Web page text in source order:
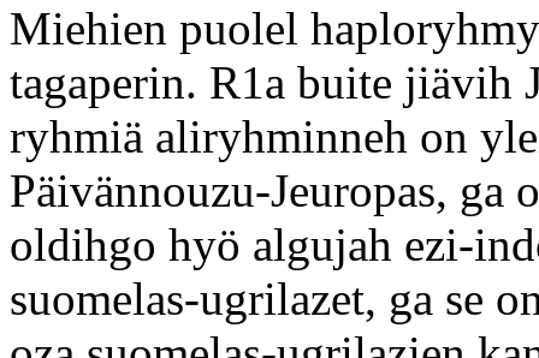
Miehien puolel
tagaperin. R1a buite jiävih
ryhmiä aliryhminneh on
Päivännouzu-Jeuropas, ga
oldihgo hyö algujah ezi-
suomelas-ugrilazet, ga se